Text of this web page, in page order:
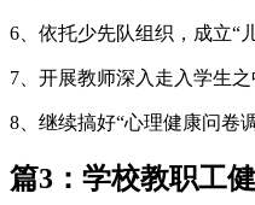
6、依托少先队组织，成立“
7、开展教师深入走入学生
8、继续搞好“心理健康问卷
篇3：学校教职工